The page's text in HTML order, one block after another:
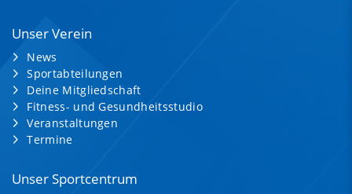
Unser Verein
News
Sportabteilungen
Deine Mitgliedschaft
Fitness- und Gesundheitsstudio
Veranstaltungen
Termine
Unser Sportcentrum